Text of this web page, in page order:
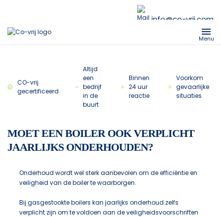
info@co-vrij.com
Menu
CO-vrij
gecertificeerd
Altijd
een
bedrijf
in de
buurt
Binnen
24 uur
reactie
Voorkom
gevaarlijke
situaties
MOET EEN BOILER OOK VERPLICHT
JAARLIJKS ONDERHOUDEN?
Onderhoud wordt wel sterk aanbevolen om de efficiëntie en
veiligheid van de boiler te waarborgen.
Bij gasgestookte boilers kan jaarlijks onderhoud zelfs
verplicht zijn om te voldoen aan de veiligheidsvoorschriften